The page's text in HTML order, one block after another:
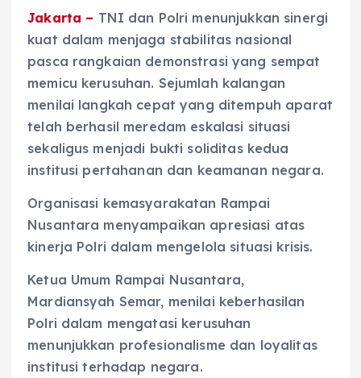
Jakarta – TNI dan Polri menunjukkan sinergi
kuat dalam menjaga stabilitas nasional
pasca rangkaian demonstrasi yang sempat
memicu kerusuhan. Sejumlah kalangan
menilai langkah cepat yang ditempuh aparat
telah berhasil meredam eskalasi situasi
sekaligus menjadi bukti soliditas kedua
institusi pertahanan dan keamanan negara.
Organisasi kemasyarakatan Rampai
Nusantara menyampaikan apresiasi atas
kinerja Polri dalam mengelola situasi krisis.
Ketua Umum Rampai Nusantara,
Mardiansyah Semar, menilai keberhasilan
Polri dalam mengatasi kerusuhan
menunjukkan profesionalisme dan loyalitas
institusi terhadap negara.